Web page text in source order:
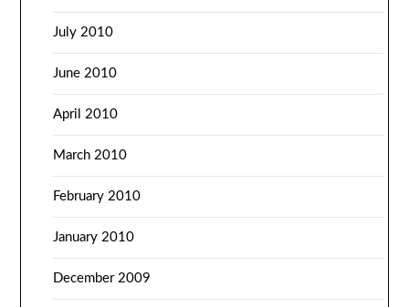
July 2010
June 2010
April 2010
March 2010
February 2010
January 2010
December 2009